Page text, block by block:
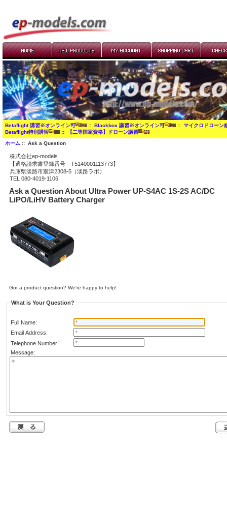
Betaflight 講習※オンライン可 :: Blackbox 講習※オンライン可 :: マイクロドローン
Betaflight特別講習
:: 【二等国家資格】ドローン講習
ホーム:: Ask a Question
株式会社ep-models
【適格請求書登録番号 T5140001113773】
兵庫県淡路市室津2308-5（淡路ラボ）
TEL 080-4019-1106
Ask a Question About Ultra Power UP-S4AC 1S-2S AC/DC
LiPO/LiHV Battery Charger
Got a product question? We're happy to help!
What is Your Question?
Full Name:
Email Address:
Telephone Number:
Message: